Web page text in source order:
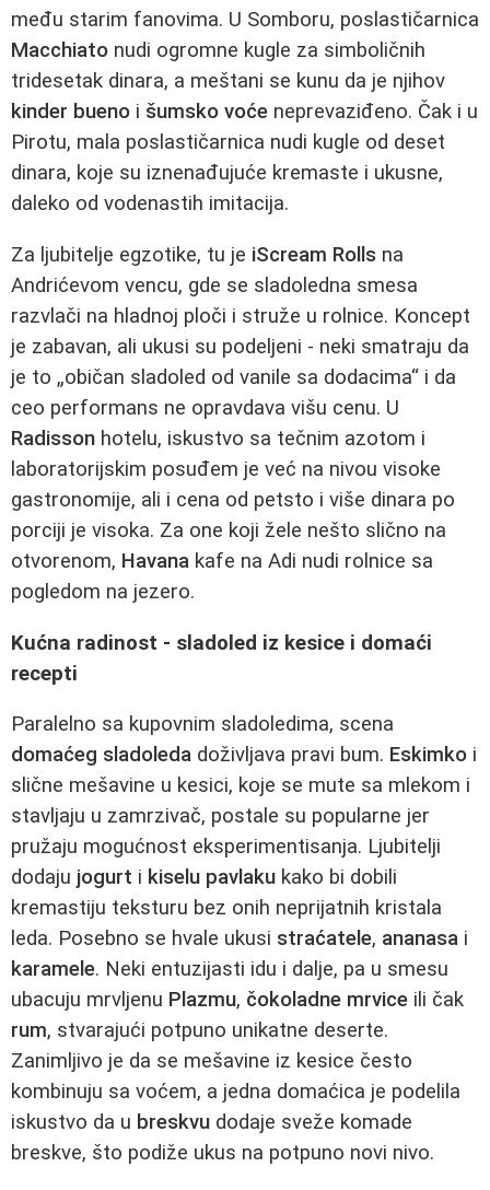
među starim fanovima. U Somboru, poslastičarnica
Macchiato nudi ogromne kugle za simboličnih
tridesetak dinara, a meštani se kunu da je njihov
kinder bueno i šumsko voće neprevaziđeno. Čak i u
Pirotu, mala poslastičarnica nudi kugle od deset
dinara, koje su iznenađujuće kremaste i ukusne,
daleko od vodenastih imitacija.
Za ljubitelje egzotike, tu je iScream Rolls na
Andrićevom vencu, gde se sladoledna smesa
razvlači na hladnoj ploči i struže u rolnice. Koncept
je zabavan, ali ukusi su podeljeni - neki smatraju da
je to „običan sladoled od vanile sa dodacima“ i da
ceo performans ne opravdava višu cenu. U
Radisson hotelu, iskustvo sa tečnim azotom i
laboratorijskim posuđem je već na nivou visoke
gastronomije, ali i cena od petsto i više dinara po
porciji je visoka. Za one koji žele nešto slično na
otvorenom, Havana kafe na Adi nudi rolnice sa
pogledom na jezero.
Kućna radinost - sladoled iz kesice i domaći
recepti
Paralelno sa kupovnim sladoledima, scena
domaćeg sladoleda doživljava pravi bum. Eskimko i
slične mešavine u kesici, koje se mute sa mlekom i
stavljaju u zamrzivač, postale su popularne jer
pružaju mogućnost eksperimentisanja. Ljubitelji
dodaju jogurt i kiselu pavlaku kako bi dobili
kremastiju teksturu bez onih neprijatnih kristala
leda. Posebno se hvale ukusi straćatele, ananasa i
karamele. Neki entuzijasti idu i dalje, pa u smesu
ubacuju mrvljenu Plazmu, čokoladne mrvice ili čak
rum, stvarajući potpuno unikatne deserte.
Zanimljivo je da se mešavine iz kesice često
kombinuju sa voćem, a jedna domaćica je podelila
iskustvo da u breskvu dodaje sveže komade
breskve, što podiže ukus na potpuno novi nivo.